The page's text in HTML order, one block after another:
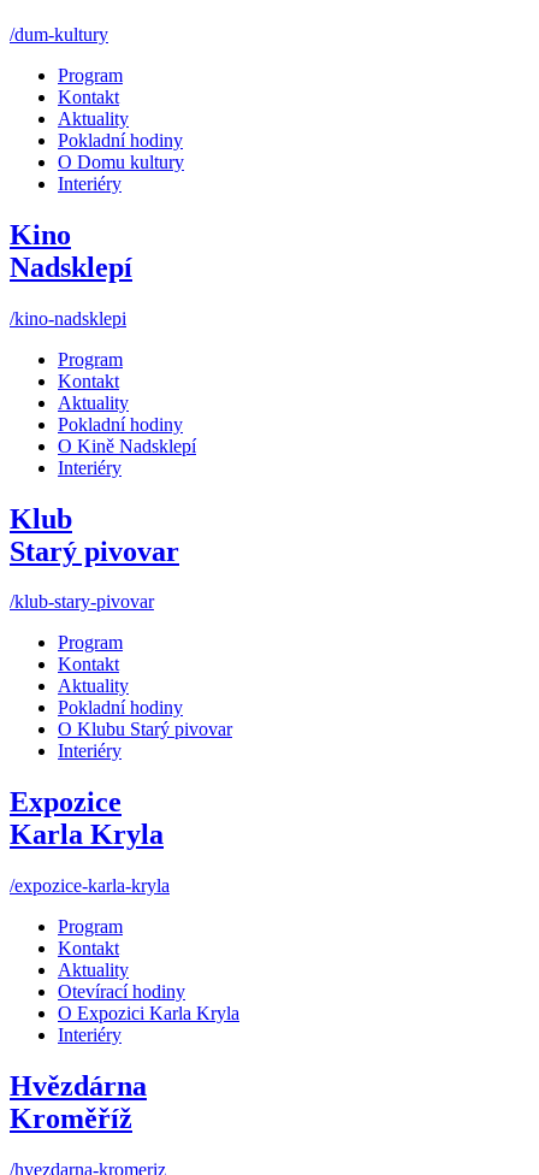
/dum-kultury
Program
Kontakt
Aktuality
Pokladní hodiny
O Domu kultury
Interiéry
Kino
Nadsklepí
/kino-nadsklepi
Program
Kontakt
Aktuality
Pokladní hodiny
O Kině Nadsklepí
Interiéry
Klub
Starý pivovar
/klub-stary-pivovar
Program
Kontakt
Aktuality
Pokladní hodiny
O Klubu Starý pivovar
Interiéry
Expozice
Karla Kryla
/expozice-karla-kryla
Program
Kontakt
Aktuality
Otevírací hodiny
O Expozici Karla Kryla
Interiéry
Hvězdárna
Kroměříž
/hvezdarna-kromeriz